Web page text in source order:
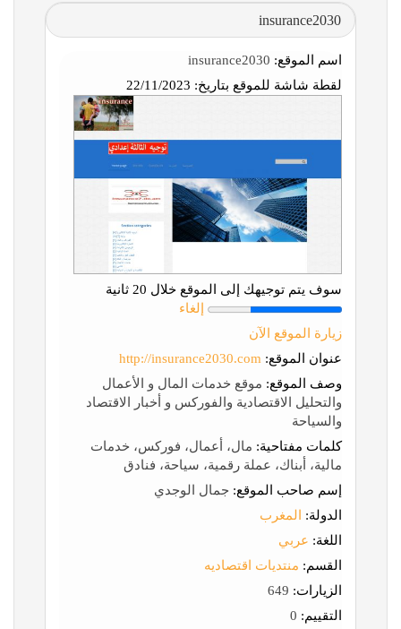
insurance2030
اسم الموقع:
لقطة شاشة للموقع بتاريخ:
سوف يتم توجيهك إلى الموقع خلال 20 ثانية
إلغاء
زيارة الموقع الآن
عنوان الموقع: http://insurance2030.com
وصف الموقع: موقع خدمات المال و الأعمال
والتحليل الاقتصادية والفوركس و أخبار الاقتصاد
والسياحة
كلمات مفتاحية: مال، أعمال، فوركس، خدمات
مالية، أبناك، عملة رقمية، سياحة، فنادق
إسم صاحب الموقع: جمال الوجدي
الدولة:
المغرب
اللغة: عربي
القسم: منتديات اقتصاديه
الزيارات:
التقييم: